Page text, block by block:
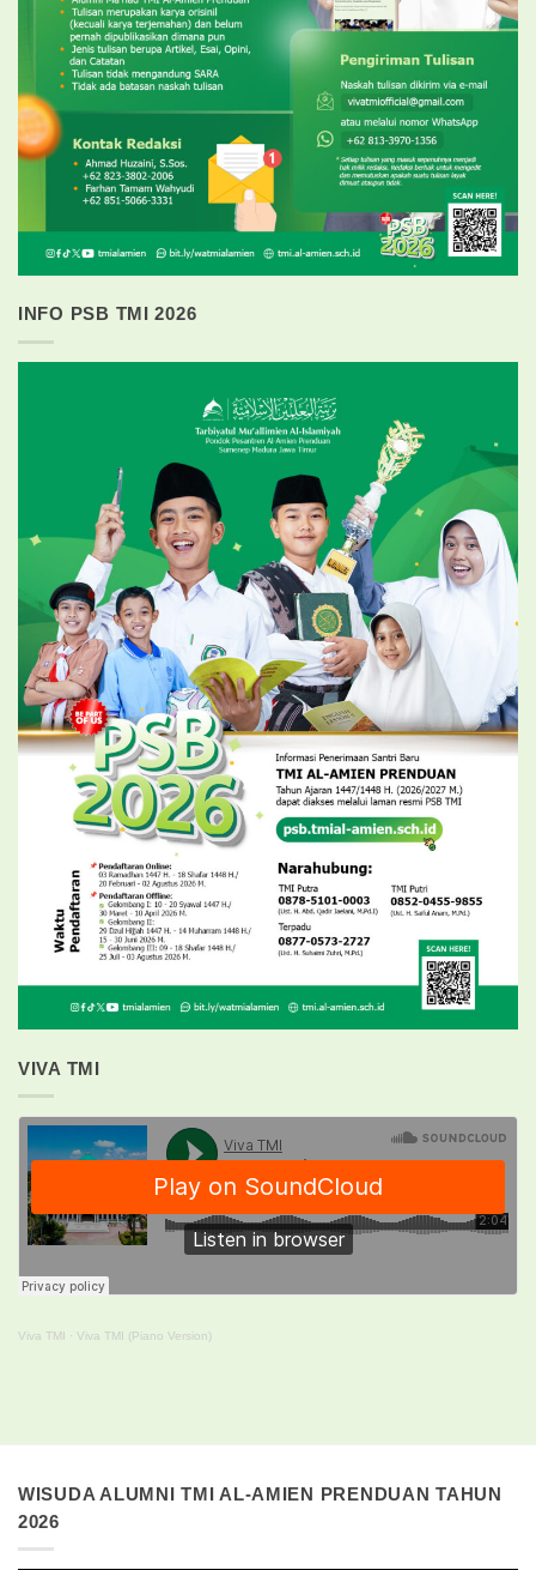
INFO PSB TMI 2026
VIVA TMI
Viva TMI · Viva TMI (Piano Version)
WISUDA ALUMNI TMI AL-AMIEN PRENDUAN TAHUN
2026